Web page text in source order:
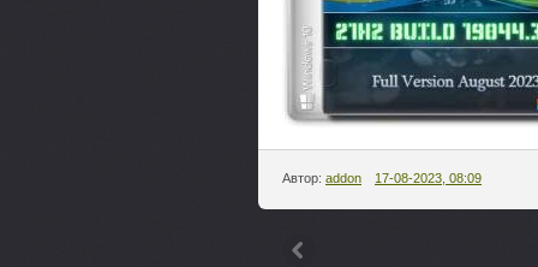
Автор: addon 17-08-2023, 08:09